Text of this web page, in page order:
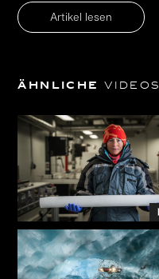
Artikel lesen
Ähnliche Videos